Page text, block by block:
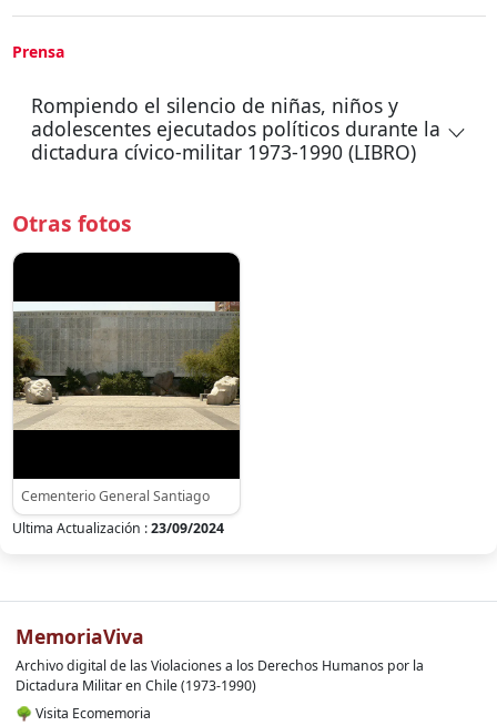
Prensa
Rompiendo el silencio de niñas, niños y
adolescentes ejecutados políticos durante la
dictadura cívico-militar 1973-1990 (LIBRO)
Otras fotos
Cementerio General Santiago
Ultima Actualización :23/09/2024
MemoriaViva
Archivo digital de las Violaciones a los Derechos Humanos por la
Dictadura Militar en Chile (1973-1990)
🌳 Visita Ecomemoria